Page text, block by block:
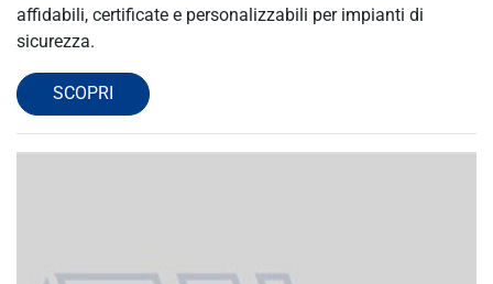
affidabili, certificate e personalizzabili per impianti di
sicurezza.
SCOPRI